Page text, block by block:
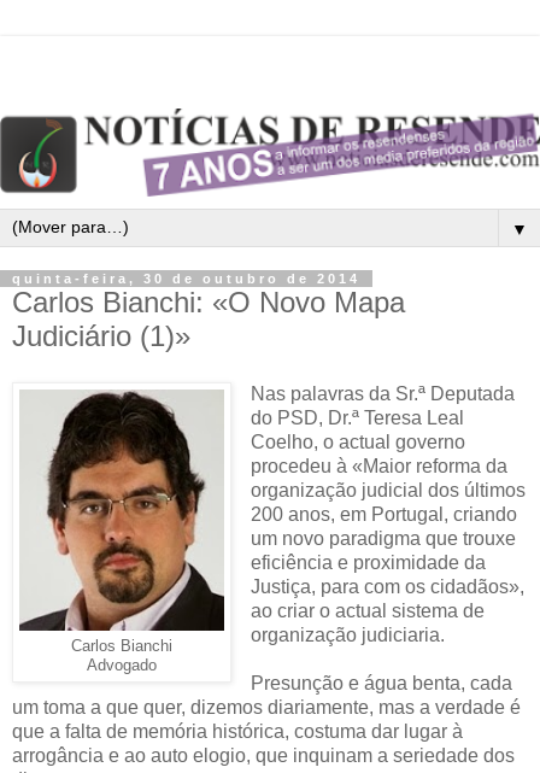
▼
quinta-feira, 30 de outubro de 2014
Carlos Bianchi: «O Novo Mapa
Judiciário (1)»
Carlos Bianchi
Advogado
Nas palavras da Sr.ª Deputada
do PSD, Dr.ª Teresa Leal
Coelho, o actual governo
procedeu à «Maior reforma da
organização judicial dos últimos
200 anos, em Portugal, criando
um novo paradigma que trouxe
eficiência e proximidade da
Justiça, para com os cidadãos»,
ao criar o actual sistema de
organização judiciaria.
Presunção e água benta, cada
um toma a que quer, dizemos diariamente, mas a verdade é
que a falta de memória histórica, costuma dar lugar à
arrogância e ao auto elogio, que inquinam a seriedade dos